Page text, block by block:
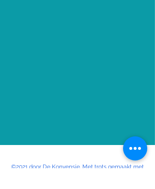
©2021 door De Konvensie. Met trots gemaakt met